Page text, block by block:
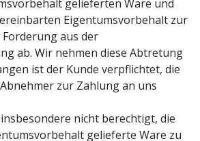
gelieferten Ware und
Eigentumsvorbehalt zur
aus der
ab. Wir nehmen diese Abtretung
ist der Kunde verpflichtet, die
zur Zahlung an uns
nicht berechtigt, die
gelieferte Ware zu